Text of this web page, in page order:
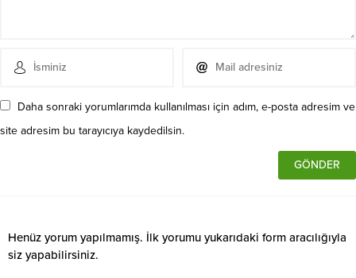
Daha sonraki yorumlarımda kullanılması için adım, e-posta adresim ve
site adresim bu tarayıcıya kaydedilsin.
Henüz yorum yapılmamış. İlk yorumu yukarıdaki form aracılığıyla
siz yapabilirsiniz.